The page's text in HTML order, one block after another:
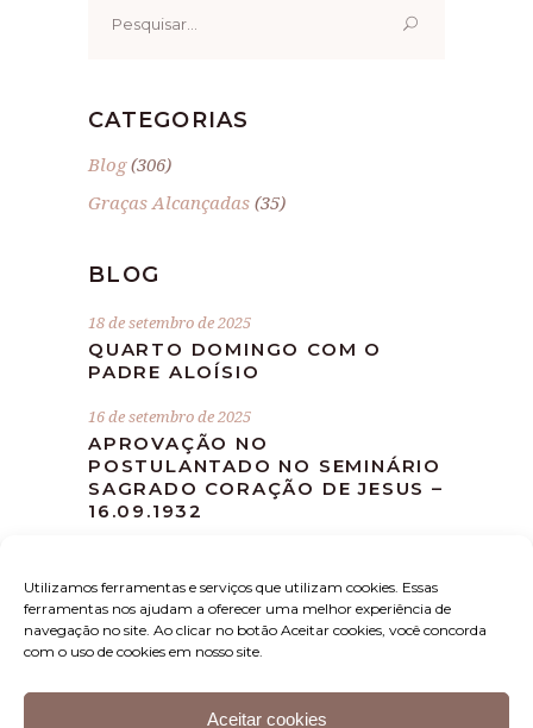
Utilizamos ferramentas e serviços que utilizam cookies. Essas
ferramentas nos ajudam a oferecer uma melhor experiência de
navegação no site. Ao clicar no botão Aceitar cookies, você concorda
com o uso de cookies em nosso site.
Aceitar cookies
por:
CATEGORIAS
Blog(306)
Graças Alcançadas (35)
BLOG
18 de setembro de 2025
QUARTO DOMINGO COM O
PADRE ALOÍSIO
16 de setembro de 2025
APROVAÇÃO NO
POSTULANTADO NO SEMINÁRIO
SAGRADO CORAÇÃO DE JESUS –
16.09.1932
MISSA DEVOCIONAL MÊS DE
SETEMBRO